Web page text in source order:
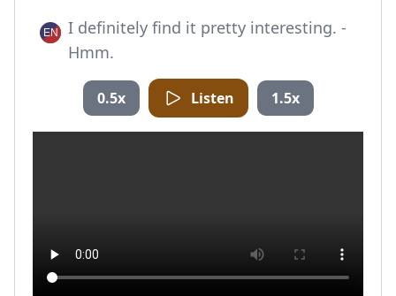
I definitely find it pretty interesting. -
Hmm.
0.5x Listen 1.5x